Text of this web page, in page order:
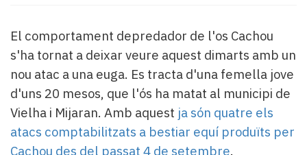
Pallars
Contingut
patrocinat
més
llegit...
Editorial
El comportament depredador de l'os Cachou
s'ha tornat a deixar veure aquest dimarts amb un
nou atac a una euga. Es tracta d'una femella jove
d'uns 20 mesos, que l'ós ha matat al municipi de
Vielha i Mijaran. Amb aquest ja són quatre els
atacs comptabilitzats a bestiar equí produïts per
Cachou des del passat 4 de setembre.